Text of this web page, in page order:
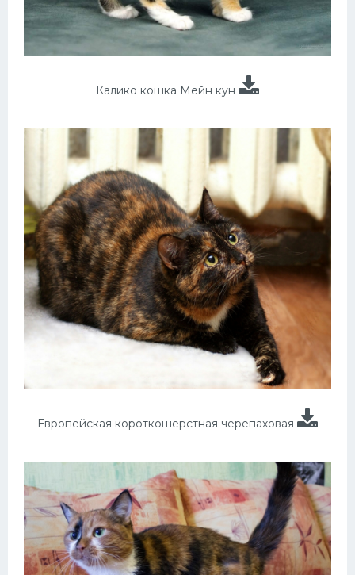
Калико кошка Мейн кун
Европейская короткошерстная черепаховая